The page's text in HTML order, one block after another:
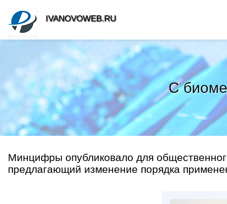
С
Мин­циф­ры опуб­ли­кова­ло для
пред­ла­гаю­щий из­ме­нение по­ряд­ка
IVANOVOWEB.RU